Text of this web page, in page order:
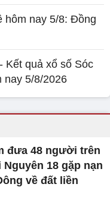
hôm nay 5/8: Đồng
Kết quả xổ số Sóc
nay 5/8/2026
đưa 48 người trên
Nguyên 18 gặp nạn
về đất liền